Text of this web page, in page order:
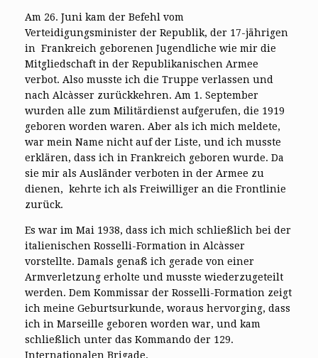
Am 26. Juni kam der Befehl vom
Verteidigungsminister der Republik, der 17-jährigen
in Frankreich geborenen Jugendliche wie mir die
Mitgliedschaft in der Republikanischen Armee
verbot. Also musste ich die Truppe verlassen und
nach Alcàsser zurückkehren. Am 1. September
wurden alle zum Militärdienst aufgerufen, die 1919
geboren worden waren. Aber als ich mich meldete,
war mein Name nicht auf der Liste, und ich musste
erklären, dass ich in Frankreich geboren wurde. Da
sie mir als Ausländer verboten in der Armee zu
dienen, kehrte ich als Freiwilliger an die Frontlinie
zurück.
Es war im Mai 1938, dass ich mich schließlich bei der
italienischen Rosselli-Formation in Alcàsser
vorstellte. Damals genaß ich gerade von einer
Armverletzung erholte und musste wiederzugeteilt
werden. Dem Kommissar der Rosselli-Formation zeigt
ich meine Geburtsurkunde, woraus hervorging, dass
ich in Marseille geboren worden war, und kam
schließlich unter das Kommando der 129.
Internationalen Brigade.